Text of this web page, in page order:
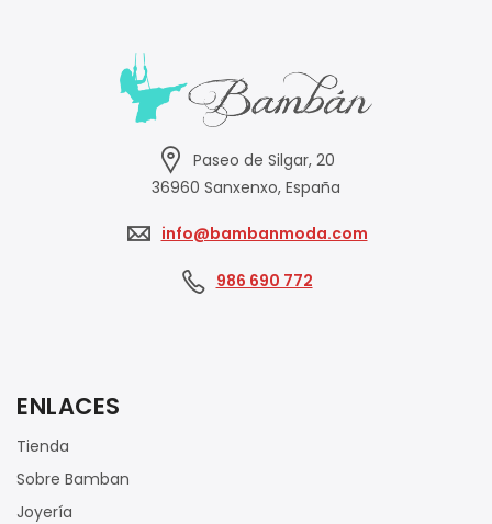
Paseo de Silgar, 20
36960 Sanxenxo, España
info@bambanmoda.com
986 690 772
ENLACES
Tienda
Sobre Bamban
Joyería